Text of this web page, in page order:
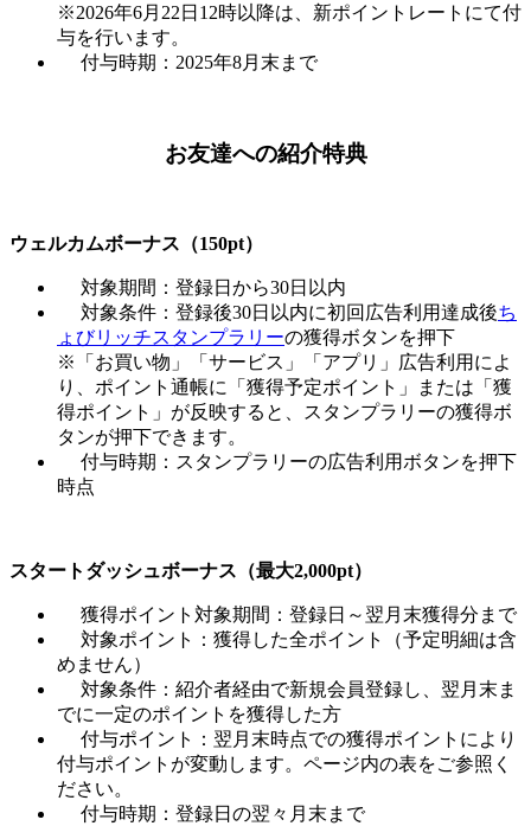
※2026年6月22日12時以降は、新ポイントレートにて付
与を行います。
付与時期：2025年8月末まで
お友達への紹介特典
ウェルカムボーナス（150pt）
対象期間：登録日から30日以内
対象条件：登録後30日以内に初回広告利用達成後ち
ょびリッチスタンプラリーの獲得ボタンを押下
※「お買い物」「サービス」「アプリ」広告利用によ
り、ポイント通帳に「獲得予定ポイント」または「獲
得ポイント」が反映すると、スタンプラリーの獲得ボ
タンが押下できます。
付与時期：スタンプラリーの広告利用ボタンを押下
時点
スタートダッシュボーナス（最大2,000pt）
獲得ポイント対象期間：登録日～翌月末獲得分まで
対象ポイント：獲得した全ポイント（予定明細は含
めません）
対象条件：紹介者経由で新規会員登録し、翌月末ま
でに一定のポイントを獲得した方
付与ポイント：翌月末時点での獲得ポイントにより
付与ポイントが変動します。ページ内の表をご参照く
ださい。
付与時期：登録日の翌々月末まで